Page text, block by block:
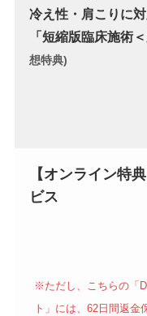
冷え性・肩こりに対
「短縮版臨床施術
想特典)
【オンライン特
ビス
※ただし、こちらの「
ト」には、62日間返金